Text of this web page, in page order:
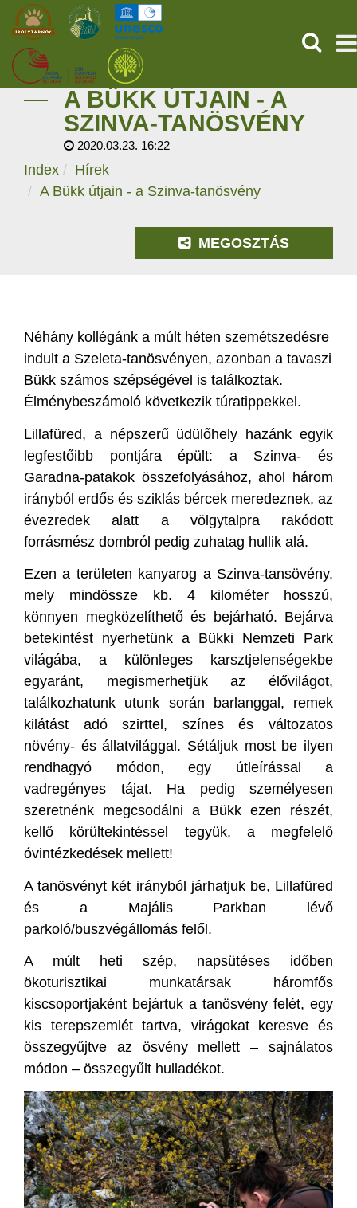
KEZDŐOLDAL
ŐSVILÁGI POMPEJI
SZOLGÁLTATÁSOK
ONLINE JEGYVÁSÁRLÁS
A BÜKK ÚTJAIN - A
SZINVA-TANÖSVÉNY
2020.03.23. 16:22
Index
Hírek
A Bükk útjain - a Szinva-tanösvény
MEGOSZTÁS
Néhány kollégánk a múlt héten szemétszedésre
indult a Szeleta-tanösvényen, azonban a tavaszi
Bükk számos szépségével is találkoztak.
Élménybeszámoló következik túratippekkel.
Lillafüred, a népszerű üdülőhely hazánk egyik
legfestőibb pontjára épült: a Szinva- és
Garadna-patakok összefolyásához, ahol három
irányból erdős és sziklás bércek meredeznek, az
évezredek alatt a völgytalpra rakódott
forrásmész dombról pedig zuhatag hullik alá.
Ezen a területen kanyarog a Szinva-tansövény,
mely mindössze kb. 4 kilométer hosszú,
könnyen megközelíthető és bejárható. Bejárva
betekintést nyerhetünk a Bükki Nemzeti Park
világába, a különleges karsztjelenségekbe
egyaránt, megismerhetjük az élővilágot,
találkozhatunk utunk során barlanggal, remek
kilátást adó szirttel, színes és változatos
növény- és állatvilággal. Sétáljuk most be ilyen
rendhagyó módon, egy útleírással a
vadregényes tájat. Ha pedig személyesen
szeretnénk megcsodálni a Bükk ezen részét,
kellő körültekintéssel tegyük, a megfelelő
óvintézkedések mellett!
A tanösvényt két irányból járhatjuk be, Lillafüred
és a Majális Parkban lévő
parkoló/buszvégállomás felől.
A múlt heti szép, napsütéses időben
ökoturisztikai munkatársak háromfős
kiscsoportjaként bejártuk a tanösvény felét, egy
kis terepszemlét tartva, virágokat keresve és
összegyűjtve az ösvény mellett – sajnálatos
módon – összegyűlt hulladékot.